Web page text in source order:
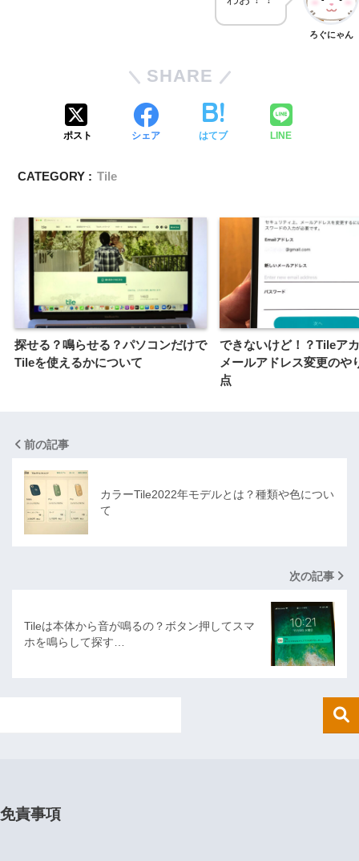
ろぐにゃん
SHARE
ポスト シェア はてブ LINE
CATEGORY : Tile
探せる？鳴らせる？パソコンだけで
Tileを使えるかについて
できないけど！？Tileア
メールアドレス変更のや
点
前の記事
カラーTile2022年モデルとは？種類や色につい
て
次の記事
Tileは本体から音が鳴るの？ボタン押してスマ
ホを鳴らして探す…
免責事項